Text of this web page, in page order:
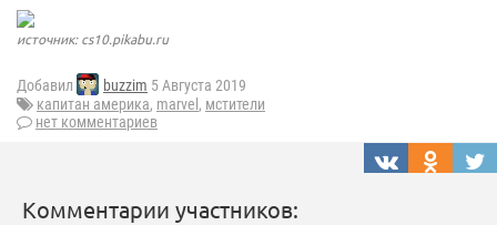
источник: cs10.pikabu.ru
Добавил buzzim 5 Августа 2019
капитан америка, marvel , мстители
нет комментариев
Комментарии участников: